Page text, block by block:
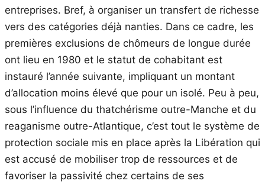
entreprises. Bref, à organiser un transfert de richesse
vers des catégories déjà nanties. Dans ce cadre, les
premières exclusions de chômeurs de longue durée
ont lieu en 1980 et le statut de cohabitant est
instauré l’année suivante, impliquant un montant
d’allocation moins élevé que pour un isolé. Peu à peu,
sous l’influence du thatchérisme outre-Manche et du
reaganisme outre-Atlantique, c’est tout le système de
protection sociale mis en place après la Libération qui
est accusé de mobiliser trop de ressources et de
favoriser la passivité chez certains de ses